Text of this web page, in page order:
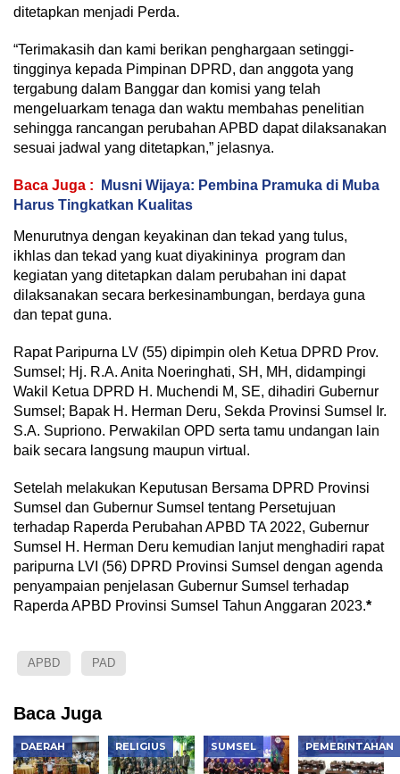
ditetapkan menjadi Perda.
“Terimakasih dan kami berikan penghargaan setinggi-
tingginya kepada Pimpinan DPRD, dan anggota yang
tergabung dalam Banggar dan komisi yang telah
mengeluarkam tenaga dan waktu membahas penelitian
sehingga rancangan perubahan APBD dapat dilaksanakan
sesuai jadwal yang ditetapkan,” jelasnya.
Baca Juga :
Musni Wijaya: Pembina Pramuka di Muba
Harus Tingkatkan Kualitas
Menurutnya dengan keyakinan dan tekad yang tulus,
ikhlas dan tekad yang kuat diyakininya program dan
kegiatan yang ditetapkan dalam perubahan ini dapat
dilaksanakan secara berkesinambungan, berdaya guna
dan tepat guna.
Rapat Paripurna LV (55) dipimpin oleh Ketua DPRD Prov.
Sumsel; Hj. R.A. Anita Noeringhati, SH, MH, didampingi
Wakil Ketua DPRD H. Muchendi M, SE, dihadiri Gubernur
Sumsel; Bapak H. Herman Deru, Sekda Provinsi Sumsel Ir.
S.A. Supriono. Perwakilan OPD serta tamu undangan lain
baik secara langsung maupun virtual.
Setelah melakukan Keputusan Bersama DPRD Provinsi
Sumsel dan Gubernur Sumsel tentang Persetujuan
terhadap Raperda Perubahan APBD TA 2022, Gubernur
Sumsel H. Herman Deru kemudian lanjut menghadiri rapat
paripurna LVI (56) DPRD Provinsi Sumsel dengan agenda
penyampaian penjelasan Gubernur Sumsel terhadap
Raperda APBD Provinsi Sumsel Tahun Anggaran 2023.*
APBD PAD
Baca Juga
DAERAH RELIGIUS SUMSEL PEMERINTAHAN